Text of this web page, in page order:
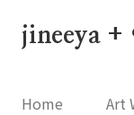
jineeya +
Home Art